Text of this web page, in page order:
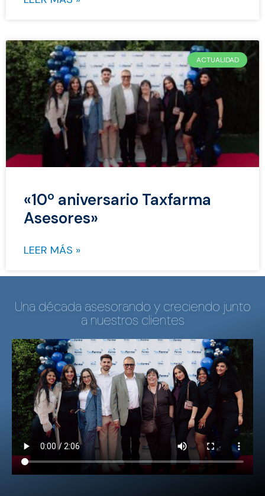
ACTUALIDAD
«10º aniversario Taxfarma
Asesores»
LEER MÁS »
Una década asesorando y creciendo junto
a nuestros clientes